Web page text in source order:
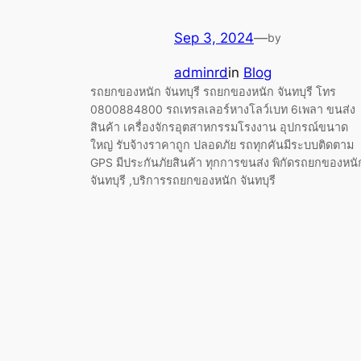
Sep 3, 2024—by
adminrdin Blog
รถยกของหนัก จันทบุรี รถยกของหนัก จันทบุรี โทร
0800884800 รถเทรลเลอร์หางโลว์เบท 6เพลา ขนส่ง
สินค้า เครื่องจักรอุตสาหกรรมโรงงาน อุปกรณ์ขนาด
ใหญ่ รับจ้างราคาถูก ปลอดภัย รถทุกคันมีระบบติดตาม
GPS มีประกันภัยสินค้า ทุกการขนส่ง พิกัดรถยกของหนั
จันทบุรี ,บริการรถยกของหนัก จันทบุรี